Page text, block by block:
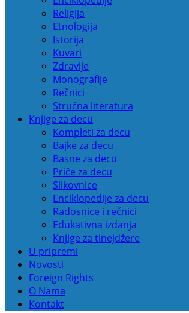
Religija
Etnologija
Istorija
Kuvari
Zdravlje
Monografije
Rečnici
Stručna literatura
Knjige za decu
Kompleti za decu
Bajke za decu
Basne za decu
Priče za decu
Slikovnice
Enciklopedije za decu
Radosnice i rečnici
Edukativna izdanja
Knjige za tinejdžere
U pripremi
Novosti
Foreign Rights
O Nama
Kontakt